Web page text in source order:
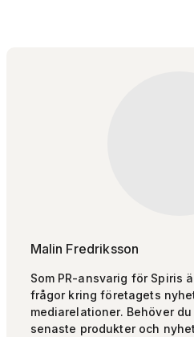
Malin Fredriksson
Som PR-ansvarig för Spiris
frågor kring företagets
mediarelationer. Behöver
senaste produkter och